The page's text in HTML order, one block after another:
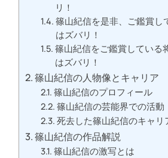
リ！
篠山紀信を是非、ご鑑賞し
はズバリ！
篠山紀信をご鑑賞している
はズバリ！
篠山紀信の人物像とキャリア
篠山紀信のプロフィール
篠山紀信の芸能界での活動
死去した篠山紀信のキャリ
篠山紀信の作品解説
篠山紀信の激写とは